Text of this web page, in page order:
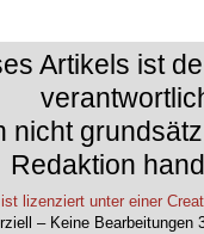
Artikels ist
nicht
Redaktion
lizenziert unter einer
– Keine Bearbeitungen